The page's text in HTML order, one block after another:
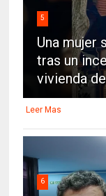
5
Una mujer
tras un
vivienda
Leer Mas
6